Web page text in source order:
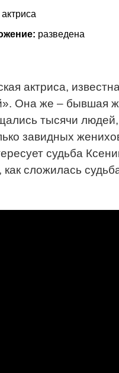
актриса
разведена
актриса,
Она же – бывшая
тысячи людей,
завидных
судьба
сложилась